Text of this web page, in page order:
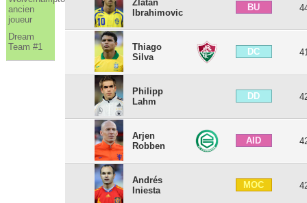
ancien
joueur
Dream
Team #1
Zlatan
Ibrahimovic
BU
Thiago
Silva
DC
Philipp
Lahm
DD
Arjen
Robben
AID
Andrés
Iniesta
MOC